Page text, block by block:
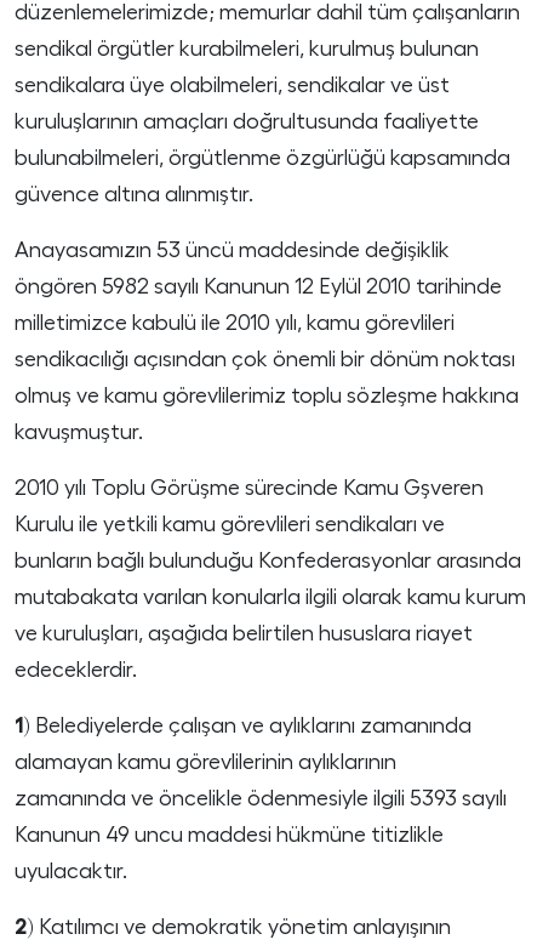
düzenlemelerimizde; memurlar dahil tüm çalışanların
sendikal örgütler kurabilmeleri, kurulmuş bulunan
sendikalara üye olabilmeleri, sendikalar ve üst
kuruluşlarının amaçları doğrultusunda faaliyette
bulunabilmeleri, örgütlenme özgürlüğü kapsamında
güvence altına alınmıştır.
Anayasamızın 53 üncü maddesinde değişiklik
öngören 5982 sayılı Kanunun 12 Eylül 2010 tarihinde
milletimizce kabulü ile 2010 yılı, kamu görevlileri
sendikacılığı açısından çok önemli bir dönüm noktası
olmuş ve kamu görevlilerimiz toplu sözleşme hakkına
kavuşmuştur.
2010 yılı Toplu Görüşme sürecinde Kamu Gşveren
Kurulu ile yetkili kamu görevlileri sendikaları ve
bunların bağlı bulunduğu Konfederasyonlar arasında
mutabakata varılan konularla ilgili olarak kamu kurum
ve kuruluşları, aşağıda belirtilen hususlara riayet
edeceklerdir.
1) Belediyelerde çalışan ve aylıklarını zamanında
alamayan kamu görevlilerinin aylıklarının
zamanında ve öncelikle ödenmesiyle ilgili 5393 sayılı
Kanunun 49 uncu maddesi hükmüne titizlikle
uyulacaktır.
2) Katılımcı ve demokratik yönetim anlayışının